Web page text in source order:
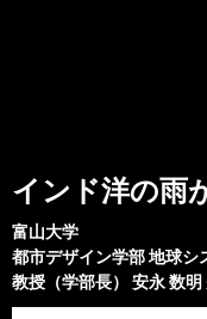
インド洋の雨
富山大学
都市デザイン学部地球シ
教授（学部長）
安永 数明